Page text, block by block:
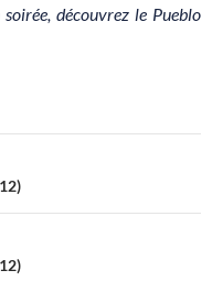
découvrez le Pueblo